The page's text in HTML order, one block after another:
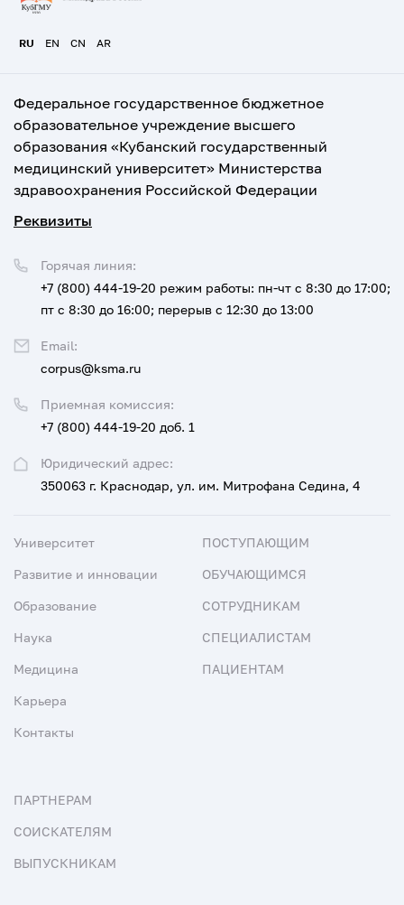
RU EN CN AR
Федеральное государственное бюджетное
образовательное учреждение высшего
образования «Кубанский государственный
медицинский университет» Министерства
здравоохранения Российской Федерации
Реквизиты
Юридический адрес:
350063 г. Краснодар, ул. им. Митрофана Седина, 4
Приемная комиссия:
+7 (800) 444-19-20 доб. 1
Горячая линия:
+7 (800) 444-19-20 режим работы: пн-чт с 8:30 до 17:00;
пт с 8:30 до 16:00; перерыв с 12:30 до 13:00
Email:
corpus@ksma.ru
Университет
Развитие и инновации
Образование
Наука
Медицина
Карьера
Контакты
ПОСТУПАЮЩИМ
ОБУЧАЮЩИМСЯ
СОТРУДНИКАМ
СПЕЦИАЛИСТАМ
ПАЦИЕНТАМ
ПАРТНЕРАМ
СОИСКАТЕЛЯМ
ВЫПУСКНИКАМ